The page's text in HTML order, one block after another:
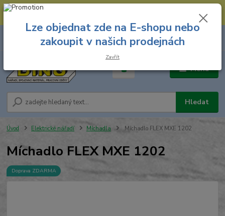
--- Spojovací materiál: 774 431 045 --- Prodejna nářadí: 731 449 423 --
Menu
Hledat
8.00 hod. - 16.00 hod.
za
Úvod Elektrické nářadí Míchadla Míchadlo FLEX MXE 1202
Míchadlo FLEX MXE 1202
Doprava ZDARMA
Lze objednat zde na E-shopu nebo
zakoupit v našich prodejnách
Zavřít